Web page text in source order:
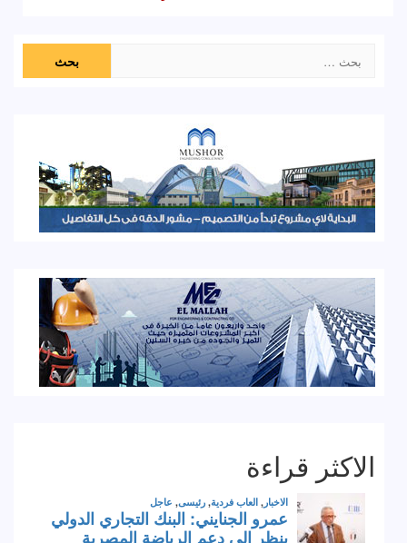
عن:
الاكثر قراءة